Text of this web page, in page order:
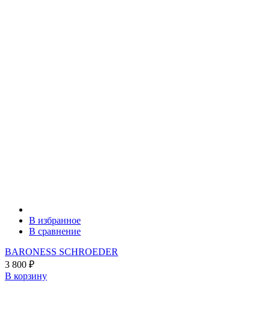
В избранное
В сравнение
BARONESS SCHROEDER
3 800 ₽
В корзину